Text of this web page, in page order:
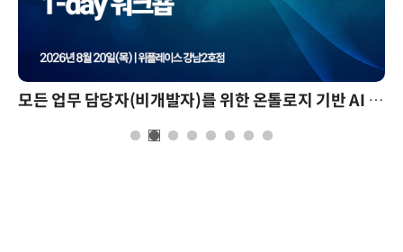
모든 업무 담당자(비개발자)를 위한 온톨로지 기반 AI 지식체계 설계 1-day 워크숍